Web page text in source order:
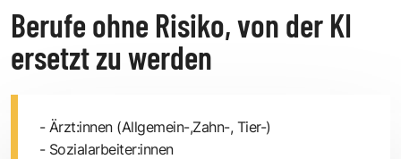
Berufe ohne Risiko, von der KI
ersetzt zu werden
- Ärzt:innen (Allgemein-,Zahn-, Tier-)
- Sozialarbeiter:innen